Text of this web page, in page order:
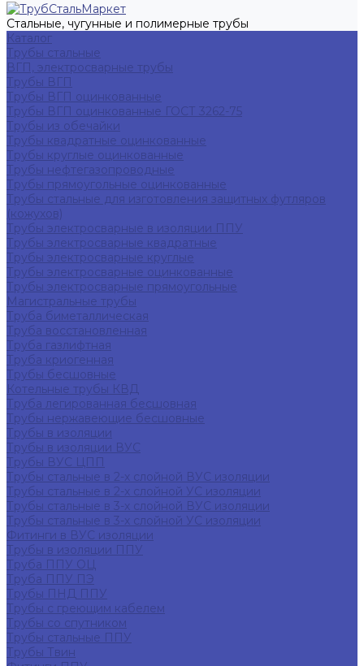
Стальные, чугунные и полимерные трубы
Каталог
Трубы стальные
ВГП, электросварные трубы
Трубы ВГП
Трубы ВГП оцинкованные
Трубы ВГП оцинкованные ГОСТ 3262-75
Трубы из обечайки
Трубы квадратные оцинкованные
Трубы круглые оцинкованные
Трубы нефтегазопроводные
Трубы прямоугольные оцинкованные
Трубы стальные для изготовления защитных футляров
(кожухов)
Трубы электросварные в изоляции ППУ
Трубы электросварные квадратные
Трубы электросварные круглые
Трубы электросварные оцинкованные
Трубы электросварные прямоугольные
Магистральные трубы
Труба биметаллическая
Труба восстановленная
Труба газлифтная
Труба криогенная
Трубы бесшовные
Котельные трубы КВД
Труба легированная бесшовная
Трубы нержавеющие бесшовные
Трубы в изоляции
Трубы в изоляции ВУС
Трубы ВУС ЦПП
Трубы стальные в 2-х слойной ВУС изоляции
Трубы стальные в 2-х слойной УС изоляции
Трубы стальные в 3-х слойной ВУС изоляции
Трубы стальные в 3-х слойной УС изоляции
Фитинги в ВУС изоляции
Трубы в изоляции ППУ
Труба ППУ ОЦ
Труба ППУ ПЭ
Трубы ПНД ППУ
Трубы с греющим кабелем
Трубы со спутником
Трубы стальные ППУ
Трубы Твин